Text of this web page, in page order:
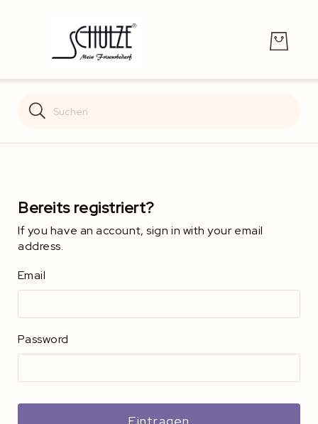
Search
Search
Bereits registriert?
If you have an account, sign in with your email
address.
Email
Password